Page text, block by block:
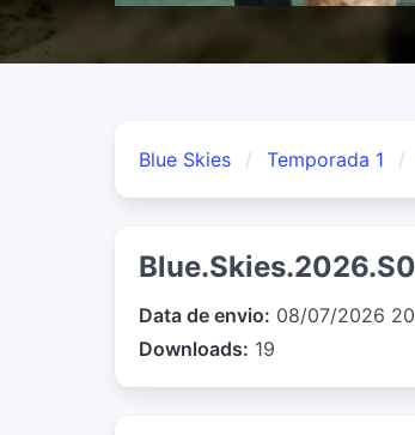
Blue Skies Temporada 1
Data de envio: 08/07/2026
Downloads: 19